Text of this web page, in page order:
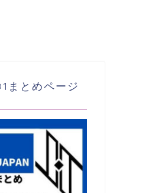
まとめページ